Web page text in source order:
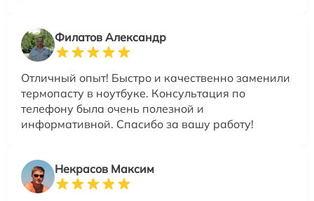
Филатов Александр
Отличный опыт! Быстро и качественно заменили
термопасту в ноутбуке. Консультация по
телефону была очень полезной и
информативной. Спасибо за вашу работу!
Некрасов Максим